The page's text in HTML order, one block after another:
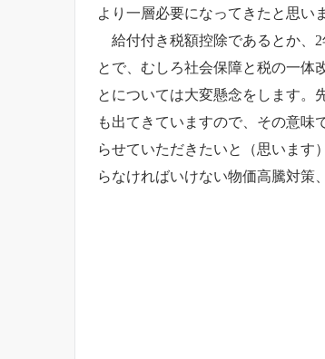
より一層必要になってきたと思い
給付付き税額控除であるとか、2
とで、むしろ社会保障と税の一体
とについては大変懸念をします。
も出てきていますので、その意味
らせていただきたいと（思います
らなければいけない物価高騰対策